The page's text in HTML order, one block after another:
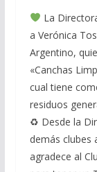
La
a Verónica
Argentino,
«Canchas
cual tiene
residuos
♻ Desde la
demás clubes
agradece al